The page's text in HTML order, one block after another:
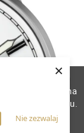
Nie zezwalaj
×
z plików
zgodę na
urządzeniu.